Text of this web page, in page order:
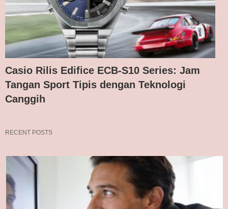
Casio Rilis Edifice ECB-S10 Series: Jam
Tangan Sport Tipis dengan Teknologi
Canggih
RECENT POSTS